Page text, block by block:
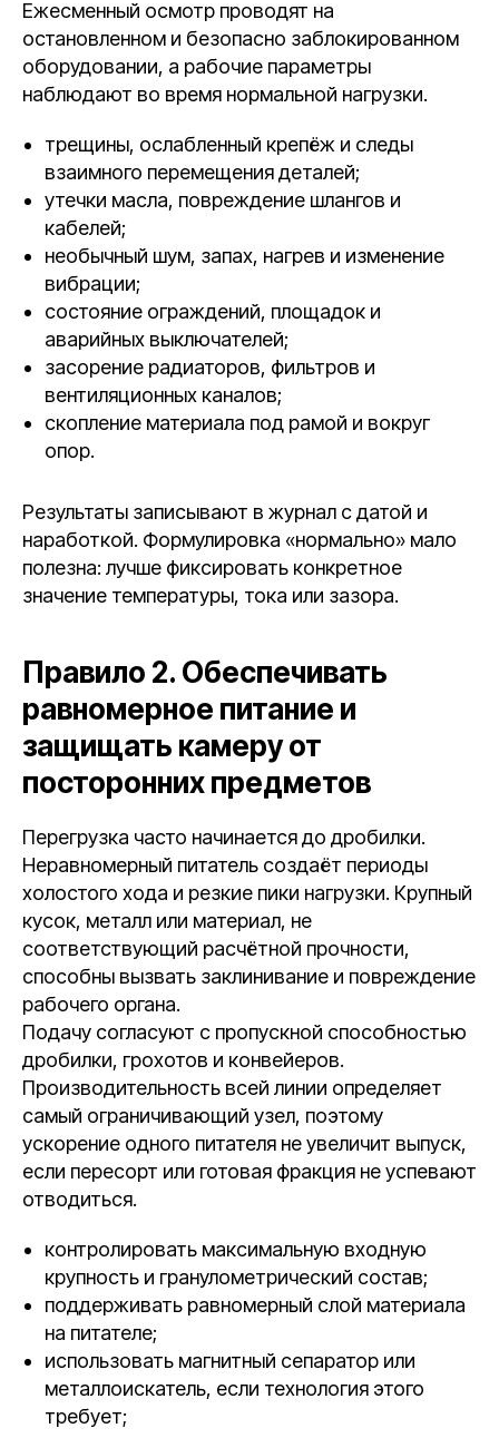
Ежесменный осмотр проводят на
остановленном и безопасно заблокированном
оборудовании, а рабочие параметры
наблюдают во время нормальной нагрузки.
трещины, ослабленный крепёж и следы
взаимного перемещения деталей;
утечки масла, повреждение шлангов и
кабелей;
необычный шум, запах, нагрев и изменение
вибрации;
состояние ограждений, площадок и
аварийных выключателей;
засорение радиаторов, фильтров и
вентиляционных каналов;
скопление материала под рамой и вокруг
опор.
Результаты записывают в журнал с датой и
наработкой. Формулировка «нормально» мало
полезна: лучше фиксировать конкретное
значение температуры, тока или зазора.
Правило 2. Обеспечивать
равномерное питание и
защищать камеру от
посторонних предметов
Перегрузка часто начинается до дробилки.
Неравномерный питатель создаёт периоды
холостого хода и резкие пики нагрузки. Крупный
кусок, металл или материал, не
соответствующий расчётной прочности,
способны вызвать заклинивание и повреждение
рабочего органа.
Подачу согласуют с пропускной способностью
дробилки, грохотов и конвейеров.
Производительность всей линии определяет
самый ограничивающий узел, поэтому
ускорение одного питателя не увеличит выпуск,
если пересорт или готовая фракция не успевают
отводиться.
контролировать максимальную входную
крупность и гранулометрический состав;
поддерживать равномерный слой материала
на питателе;
использовать магнитный сепаратор или
металлоискатель, если технология этого
требует;